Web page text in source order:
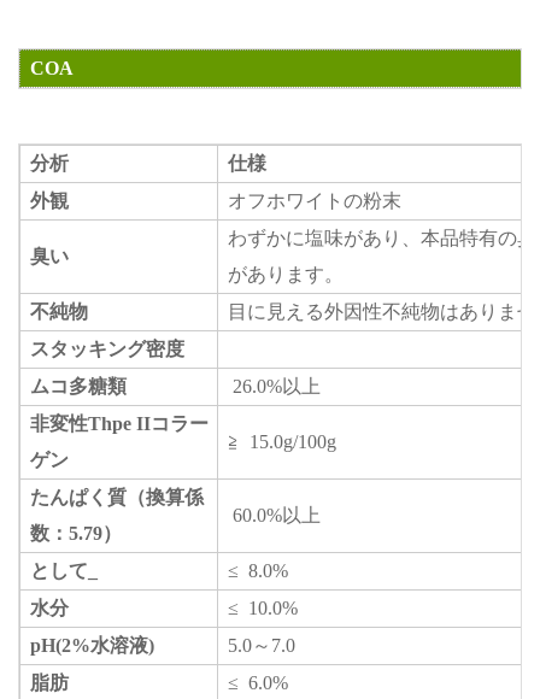
COA
分析
仕様
外観
オフホワイトの粉末
臭い
わずかに塩味があり、本品特有の臭
があります。
不純物
目に見える外因性不純物はありませ
スタッキング密度
ムコ多糖類
26.0%以上
非変性Thpe IIコラー
ゲン
≧ 15.0g/100g
たんぱく質（換算係
数：5.79）
60.0%以上
として ≤ 8.0%
水分
≤ 10.0%
pH(2%水溶液)
5.0～7.0
脂肪
≤ 6.0%